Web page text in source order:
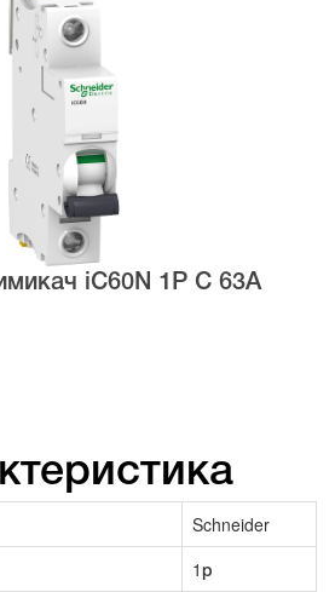
iC60N 1Р C 63А
Schneider
1р